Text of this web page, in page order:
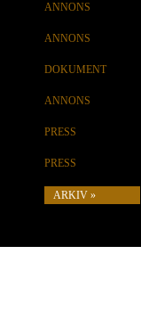
ANNONS
ANNONS
DOKUMENT
ANNONS
PRESS
PRESS
ARKIV »